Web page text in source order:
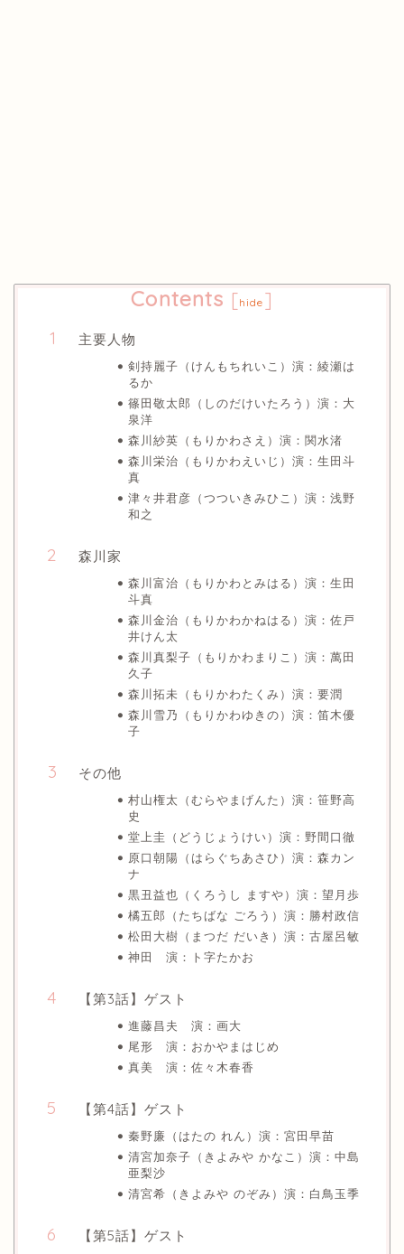
Contents [hide ]
主要人物
剣持麗子（けんもちれいこ）演：綾瀬は
るか
篠田敬太郎（しのだけいたろう）演：大
泉洋
森川紗英（もりかわさえ）演：関水渚
森川栄治（もりかわえいじ）演：生田斗
真
津々井君彦（つついきみひこ）演：浅野
和之
森川家
森川富治（もりかわとみはる）演：生田
斗真
森川金治（もりかわかねはる）演：佐戸
井けん太
森川真梨子（もりかわまりこ）演：萬田
久子
森川拓未（もりかわたくみ）演：要潤
森川雪乃（もりかわゆきの）演：笛木優
子
その他
村山権太（むらやまげんた）演：笹野高
史
堂上圭（どうじょうけい）演：野間口徹
原口朝陽（はらぐちあさひ）演：森カン
ナ
黒丑益也（くろうし ますや）演：望月歩
橘五郎（たちばな ごろう）演：勝村政信
松田大樹（まつだ だいき）演：古屋呂敏
神田 演：ト字たかお
【第3話】ゲスト
進藤昌夫 演：画大
尾形 演：おかやまはじめ
真美 演：佐々木春香
【第4話】ゲスト
秦野廉（はたの れん）演：宮田早苗
清宮加奈子（きよみや かなこ）演：中島
亜梨沙
清宮希（きよみや のぞみ）演：白鳥玉季
【第5話】ゲスト